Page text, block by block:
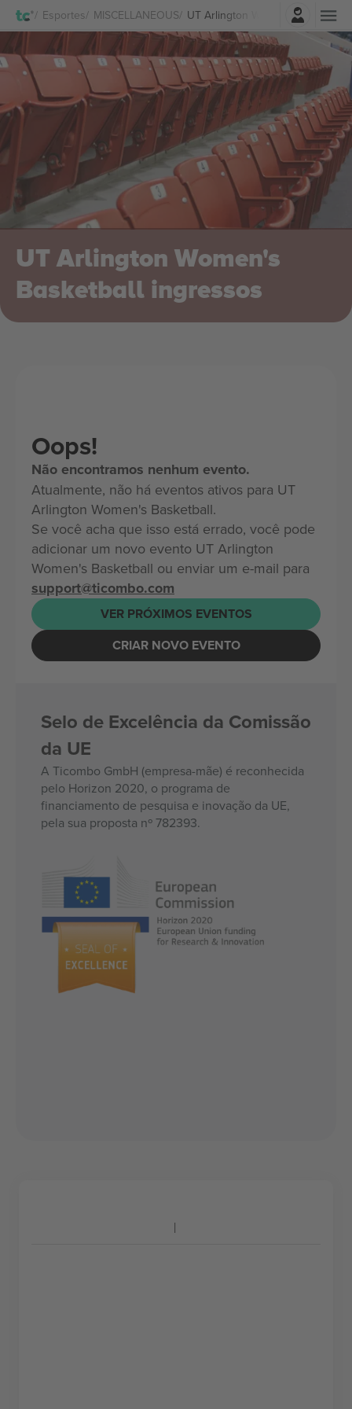
Esportes MISCELLANEOUS UT Arlington Women's
Entrar
UT Arlington Women's
Basketball ingressos
Oops!
Não encontramos nenhum evento.
Atualmente, não há eventos ativos para UT
Arlington Women's Basketball.
Se você acha que isso está errado, você pode
adicionar um novo evento UT Arlington
Women's Basketball ou enviar um e-mail para
support@ticombo.com
VER PRÓXIMOS EVENTOS
CRIAR NOVO EVENTO
Selo de Excelência da Comissão
da UE
A Ticombo GmbH (empresa-mãe) é reconhecida
pelo Horizon 2020, o programa de
financiamento de pesquisa e inovação da UE,
pela sua proposta nº 782393.